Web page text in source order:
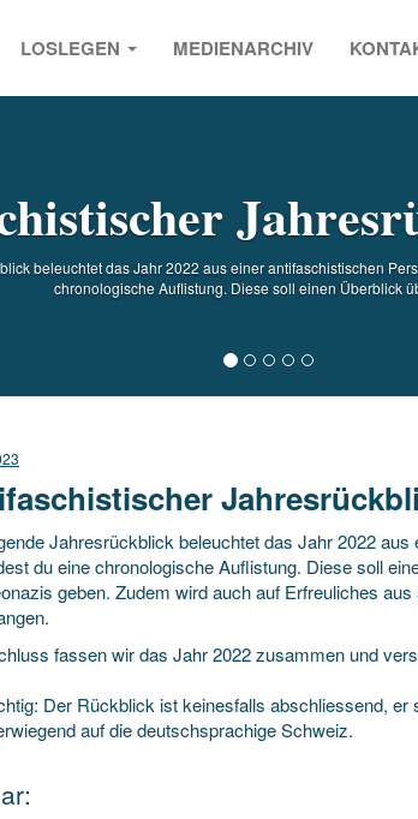
LOSLEGEN MEDIENARCHIV
beleuchtet das Jahr 2022 aus einer antifaschistischen
chronologische Auflistung. Diese soll einen Überblick
Jahresrückblick beleuchtet das Jahr 2022
du eine chronologische Auflistung. Diese soll
geben. Zudem wird auch auf Erfreuliches
fassen wir das Jahr 2022 zusammen und
Der Rückblick ist keinesfalls abschliessend,
auf die deutschsprachige Schweiz.